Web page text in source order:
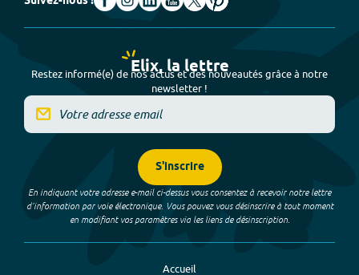
Elix, la lettre
Restez informé(e) de nos actus et des nouveautés grâce à notre
newsletter !
S'inscrire
En indiquant votre adresse e-mail ci-dessus vous consentez à recevoir notre lettre
d’information par voie électronique. Vous pouvez vous désinscrire à tout moment
en modifiant vos paramètres via les liens de désinscription.
Accueil